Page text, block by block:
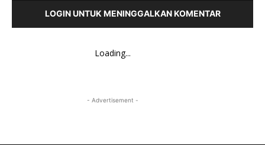
LOGIN UNTUK MENINGGALKAN KOMENTAR
Loading...
- Advertisement -